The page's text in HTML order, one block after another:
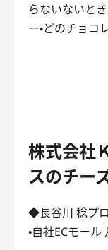
らないないと
ー・どのチョ
株式会社
スのチー
◆長谷川 稔プ
・自社ECモー